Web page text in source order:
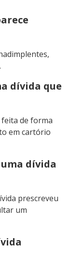
dívida que
de forma
em cartório
uma dívida
prescreveu
um